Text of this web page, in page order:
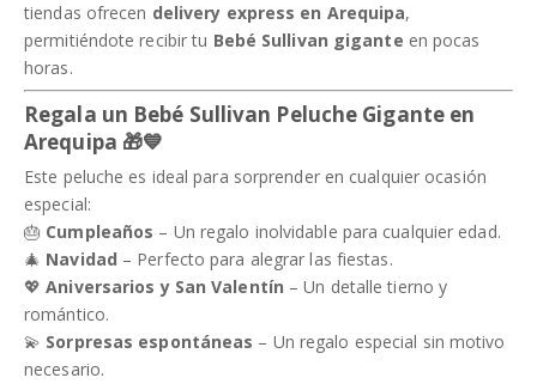
tiendas ofrecen delivery express en Arequipa,
permitiéndote recibir tu Bebé Sullivan gigante en pocas
horas.
Regala un Bebé Sullivan Peluche Gigante en
Arequipa 🎁💙
Este peluche es ideal para sorprender en cualquier ocasión
especial:
🎂 Cumpleaños – Un regalo inolvidable para cualquier edad.
🎄 Navidad – Perfecto para alegrar las fiestas.
💖Aniversarios y San Valentín – Un detalle tierno y
romántico.
💫 Sorpresas espontáneas – Un regalo especial sin motivo
necesario.